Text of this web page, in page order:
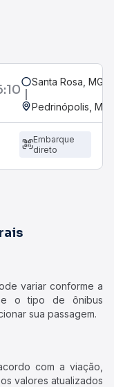
Santa Rosa, MG
Pedrinópolis, MG
Embarque
direto
variar conforme a
e o tipo de ônibus
sua passagem.
com a viação,
valores atualizados